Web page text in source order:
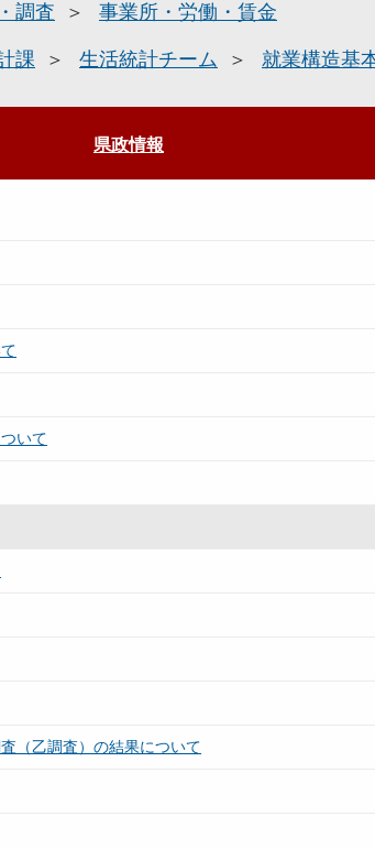
調査 事業所・労働・賃金
課 生活統計チーム 就業構造基
県政情報
いて
（乙調査）の結果について